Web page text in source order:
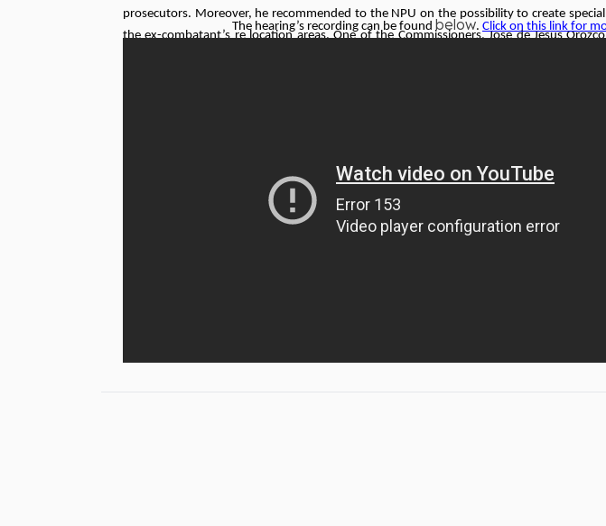
prosecutors. Moreover, he recommended to the NPU on the possibility to create
the ex-combatant’s re location areas. One of the Commissioners, Jose de Jesus
The hearing’s recording can be found below. Click on this link for